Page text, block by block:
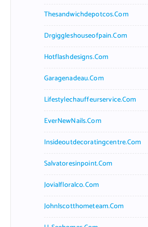
Thesandwichdepotcos.com
Drgiggleshouseofpain.com
Hotflashdesigns.com
Garagenadeau.com
Lifestylechauffeurservice.com
EverNewNails.com
Insideoutdecoratingcentre.com
Salvatoresinpoint.com
Jovialfloralco.com
Johnlscotthometeam.com